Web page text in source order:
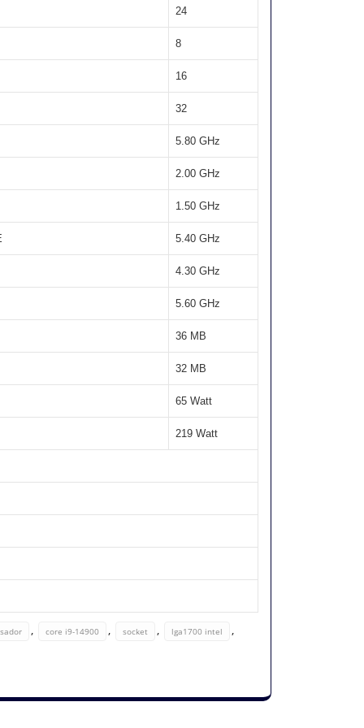
24
8
16
32
5.80 GHz
2.00 GHz
1.50 GHz
5.40 GHz
4.30 GHz
5.60 GHz
36 MB
32 MB
65 Watt
219 Watt
, core i9-14900 , socket , lga1700 intel ,